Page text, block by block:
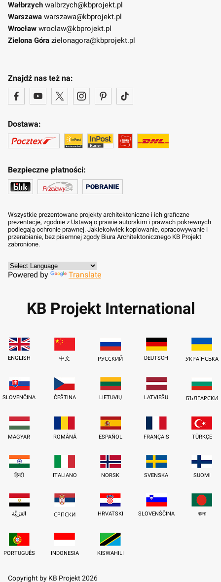
Wałbrzych walbrzych@kbprojekt.pl
Warszawa warszawa@kbprojekt.pl
Wrocław wroclaw@kbprojekt.pl
Zielona Góra zielonagora@kbprojekt.pl
Znajdź nas też na:
Dostawa:
Bezpieczne płatności:
Wszystkie prezentowane projekty architektoniczne i ich graficzne
prezentacje, zgodnie z Ustawą o prawie autorskim i prawach pokrewnych
podlegają ochronie prawnej. Jakiekolwiek kopiowanie, opracowywanie i
przerabianie, bez pisemnej zgody Biura Architektonicznego KB Projekt
zabronione.
Powered by Translate
KB Projekt International
ENGLISH 中文 РУССКИЙ DEUTSCH УКРАЇНСЬКА
SLOVENČINA ČEŠTINA LIETUVIŲ LATVIEŠU БЪЛГАРСКИ
MAGYAR ROMÂNĂ ESPAÑOL FRANÇAIS TÜRKÇE
हिन्दी ITALIANO NORSK SVENSKA SUOMI
العَرَبِيَّة СРПСКИ HRVATSKI SLOVENŠČINA বাংলা
PORTUGUÊS INDONESIA KISWAHILI
Copyright by KB Projekt 2026